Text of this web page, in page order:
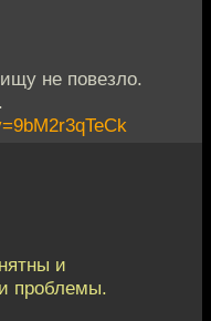
не повезло.
и
проблемы.